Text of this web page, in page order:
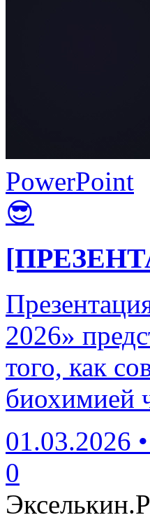
PowerPoint
😎
2026»
того, как
биохимией
01.03.2026 •
0